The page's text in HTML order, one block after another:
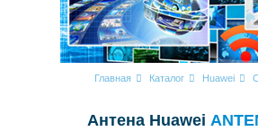
Главная Каталог Huawei
Антена Huawei